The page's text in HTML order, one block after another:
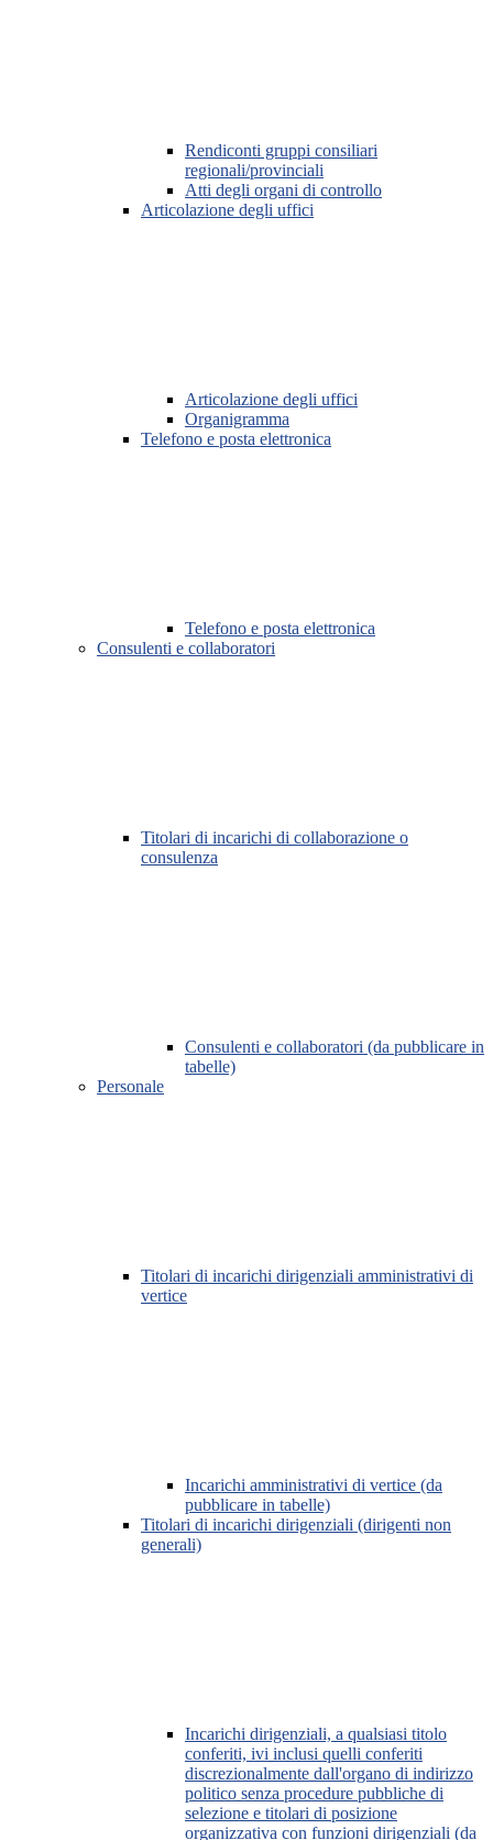
Rendiconti gruppi consiliari
regionali/provinciali
Atti degli organi di controllo
Articolazione degli uffici
Articolazione degli uffici
Organigramma
Telefono e posta elettronica
Telefono e posta elettronica
Consulenti e collaboratori
Titolari di incarichi di collaborazione o
consulenza
Consulenti e collaboratori (da pubblicare in
tabelle)
Personale
Titolari di incarichi dirigenziali amministrativi di
vertice
Incarichi amministrativi di vertice (da
pubblicare in tabelle)
Titolari di incarichi dirigenziali (dirigenti non
generali)
Incarichi dirigenziali, a qualsiasi titolo
conferiti, ivi inclusi quelli conferiti
discrezionalmente dall'organo di indirizzo
politico senza procedure pubbliche di
selezione e titolari di posizione
organizzativa con funzioni dirigenziali (da